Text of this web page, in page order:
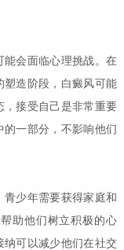
会面临心理挑战。在
塑造阶段，白癜风可能
，接受自己是非常重要
一部分，不影响他们
少年需要获得家庭和
助他们树立积极的心
纳可以减少他们在社交